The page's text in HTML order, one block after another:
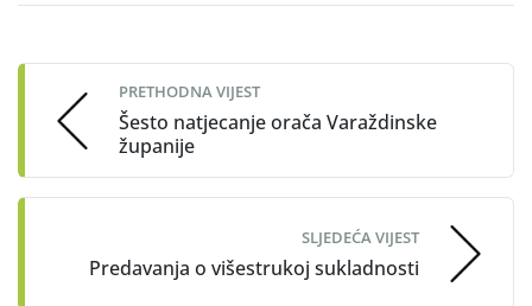
navigation
PRETHODNA VIJEST
Šesto natjecanje orača Varaždinske
županije
SLJEDEĆA VIJEST
Predavanja o višestrukoj sukladnosti